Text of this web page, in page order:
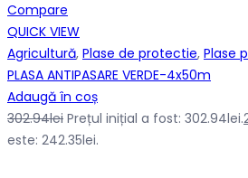
Compare
QUICK VIEW
Agricultură, Plase de protectie, Plase
PLASA ANTIPASARE VERDE-4x50m
Adaugă în coș
302.94lei Prețul inițial a fost: 302.94lei.
este: 242.35lei.